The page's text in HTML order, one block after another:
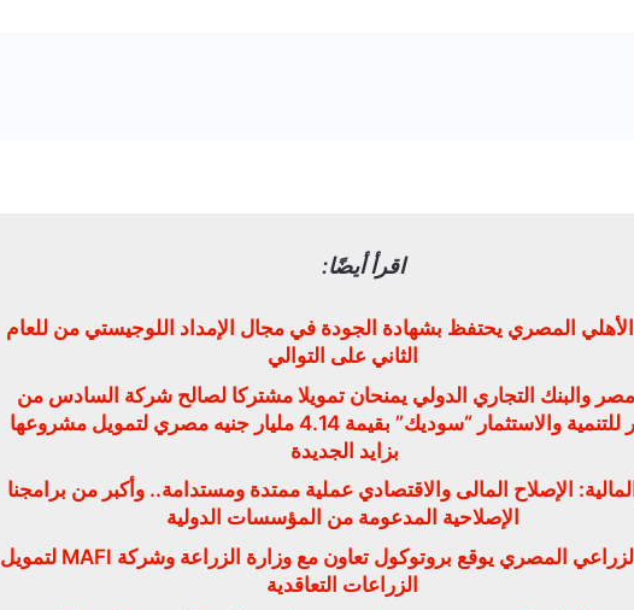
اقرأ أيضًا:
الأهلي المصري يحتفظ بشهادة الجودة في مجال الإمداد اللوجيستي من للعام
الثاني على التوالي
والبنك التجاري الدولي يمنحان تمويلا مشتركا لصالح شركة السادس من
أكتوبر للتنمية والاستثمار “سوديك” بقيمة 4.14 مليار جنيه مصري لتمويل مشروعها
بزايد الجديدة
الإصلاح المالى والاقتصادي عملية ممتدة ومستدامة.. وأكبر من برامجنا
الإصلاحية المدعومة من المؤسسات الدولية
البنك الزراعي المصري يوقع بروتوكول تعاون مع وزارة الزراعة وشركة MAFI لتمويل
الزراعات التعاقدية